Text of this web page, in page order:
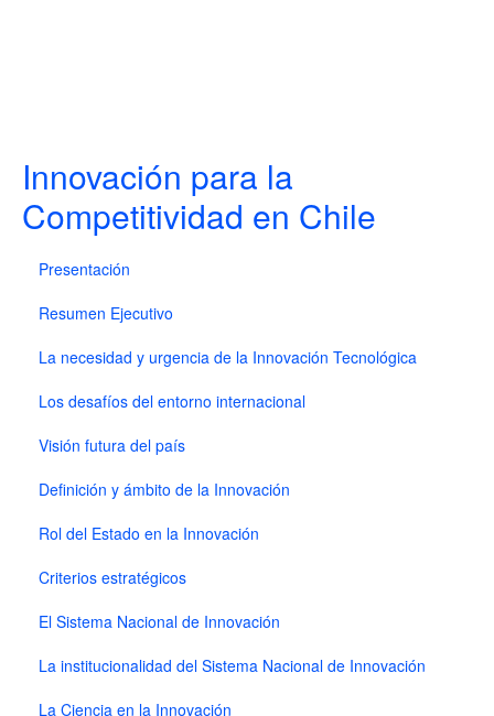
Innovación para la
Competitividad en Chile
Presentación
Resumen Ejecutivo
La necesidad y urgencia de la Innovación Tecnológica
Los desafíos del entorno internacional
Visión futura del país
Definición y ámbito de la Innovación
Rol del Estado en la Innovación
Criterios estratégicos
El Sistema Nacional de Innovación
La institucionalidad del Sistema Nacional de Innovación
La Ciencia en la Innovación